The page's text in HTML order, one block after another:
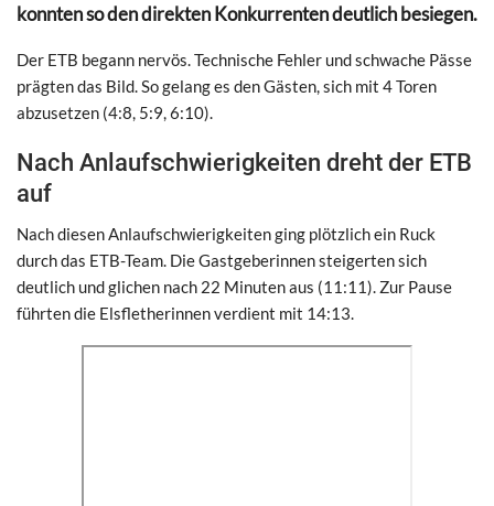
konnten so den direkten Konkurrenten deutlich besiegen.
Der ETB begann nervös. Technische Fehler und schwache Pässe
prägten das Bild. So gelang es den Gästen, sich mit 4 Toren
abzusetzen (4:8, 5:9, 6:10).
Nach Anlaufschwierigkeiten dreht der ETB
auf
Nach diesen Anlaufschwierigkeiten ging plötzlich ein Ruck
durch das ETB-Team. Die Gastgeberinnen steigerten sich
deutlich und glichen nach 22 Minuten aus (11:11). Zur Pause
führten die Elsfletherinnen verdient mit 14:13.